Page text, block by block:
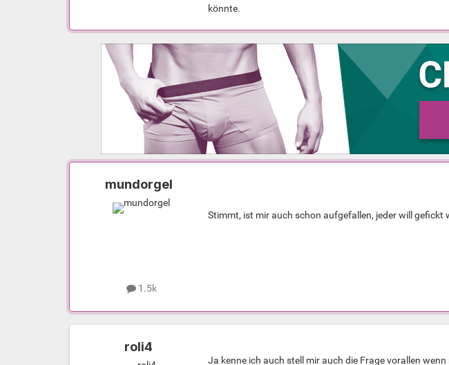
könnte.
mundorgel
1.5k
Stimmt, ist mir auch schon aufgefallen, jeder will gefickt
roli4
Ja kenne ich auch stell mir auch die Frage vorallen